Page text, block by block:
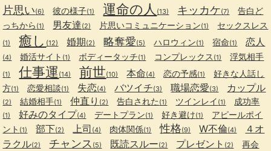
片思い(6) 彼の様子(1) 運命の人 (13) キッカケ(7)
告白ど
っちから (1) 男友達(2) 片思いコミュニケーション(1) セックスレス
(1) 癒し (12) 婚期(2) 略奪愛(5) ハロウィン(1) 宿命(1) 恋人
(4) 婚活サイト (1) ボディータッチ(1) コンプレックス (1) 浮気相手
(1) 仕事運 (14) 前世(10) 本命(4) 恋の予感(1)
好きな人話し
方(1) 恋愛相談(1) 失恋(4) バツイチ(3) 職場恋愛(3) カップル
(2) 結婚相手(1) 仲直り (2) 告白された (1) ツインレイ (1) 成功率
(1) 好みのタイプ(4) デートプラン(1) 好き避け(1)
アピールポイ
ント (1) 部下(2) 上司 (4) 肉体関係(1) 性格(9) W不倫(4)
４オ
ラクル(2) チャンス (5) 既読スルー(2) プレゼント (2) 再会